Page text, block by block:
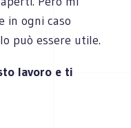
in ogni caso
può essere utile.
lavoro e ti